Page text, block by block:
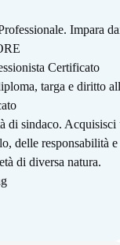
Impara
Certificato
targa e diritto
di sindaco. Acquisisci
delle responsabilità
di diversa natura.